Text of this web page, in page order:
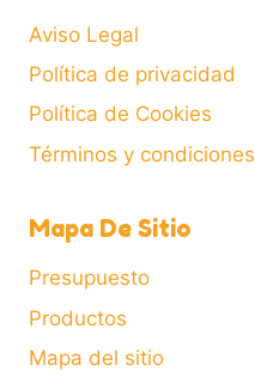
Aviso Legal
Política de privacidad
Política de Cookies
Términos y condiciones
Mapa De Sitio
Presupuesto
Productos
Mapa del sitio